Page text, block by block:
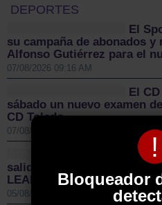
!
Bloqueador
DEPORTES
El
su campaña de abonados
Alfonso Gutiérrez para el
07/08/2026 09:16 AM
El
sábado un nuevo examen
CD Toledo
07/08/2026 08:55 AM
salida a la II Vuelta Ciclista
LEADER
05/08/2026 01:00 PM